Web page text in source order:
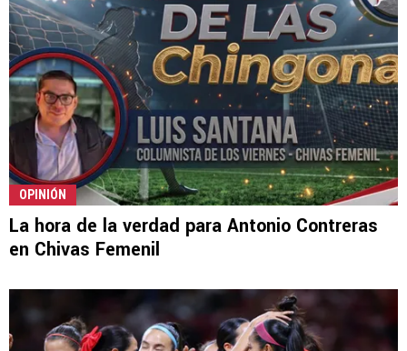
OPINIÓN
La hora de la verdad para Antonio Contreras
en Chivas Femenil